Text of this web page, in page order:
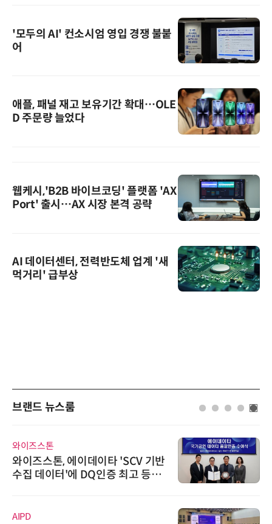
'모두의 AI' 컨소시엄 영입 경쟁 불붙
어
애플, 패널 재고 보유기간 확대…OLE
D 주문량 늘었다
웹케시,'B2B 바이브코딩' 플랫폼 'AX
Port' 출시…AX 시장 본격 공략
AI 데이터센터, 전력반도체 업계 '새
먹거리' 급부상
브랜드 뉴스룸
와이즈스톤
와이즈스톤, 에이데이타 'SCV 기반
수집 데이터'에 DQ인증 최고 등급
AIPD